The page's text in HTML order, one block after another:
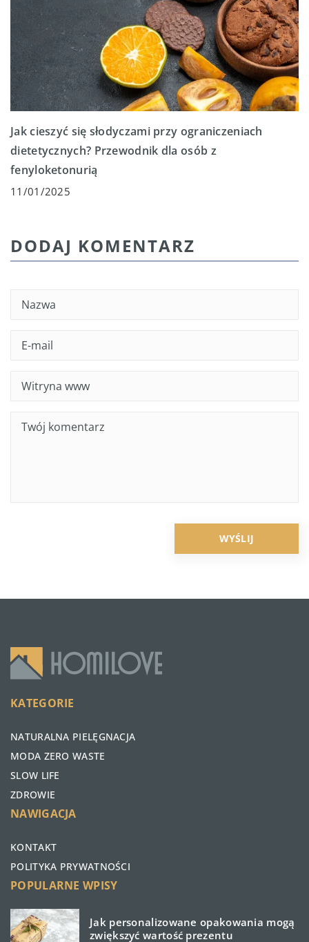
Jak cieszyć się słodyczami przy ograniczeniach
dietetycznych? Przewodnik dla osób z
fenyloketonurią
11/01/2025
DODAJ KOMENTARZ
KATEGORIE
NATURALNA PIELĘGNACJA
MODA ZERO WASTE
SLOW LIFE
ZDROWIE
NAWIGACJA
KONTAKT
POLITYKA PRYWATNOŚCI
POPULARNE WPISY
Jak personalizowane opakowania mogą
zwiększyć wartość prezentu